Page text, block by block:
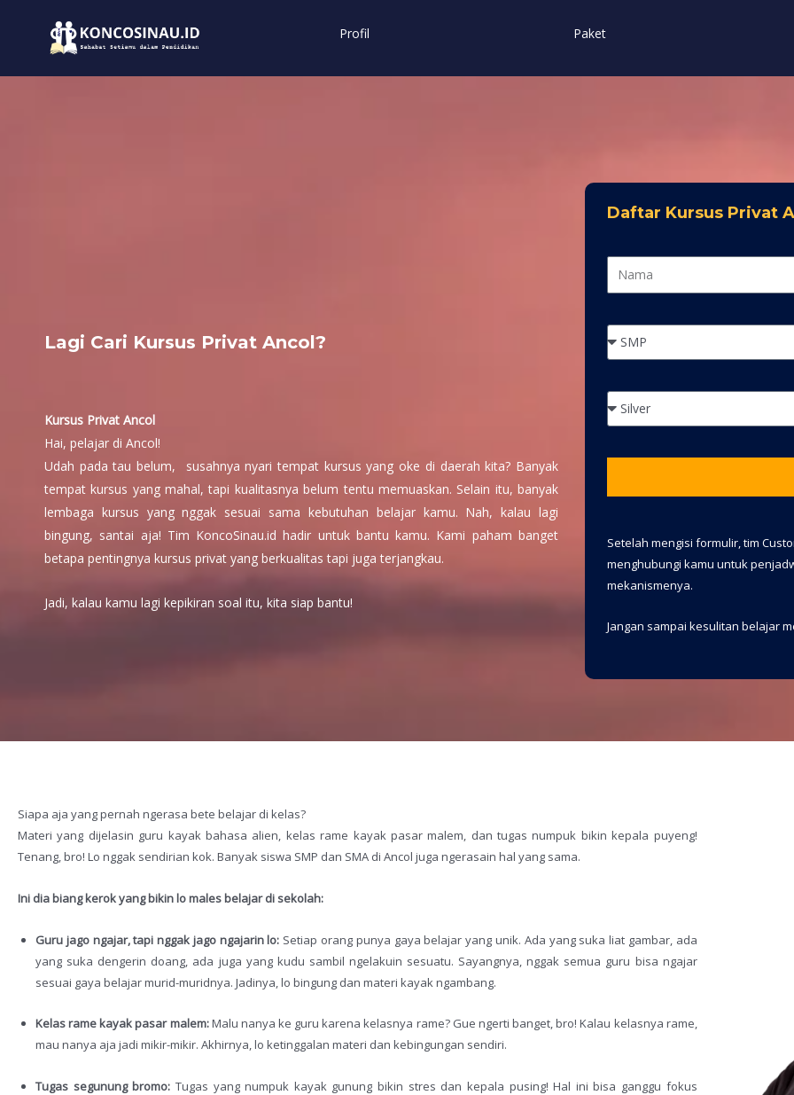
Profil Paket
Lagi Cari Kursus Privat Ancol?
Kursus Privat Ancol
Hai, pelajar di Ancol!
Udah pada tau belum, susahnya nyari tempat kursus yang oke di daerah kita? Banyak
tempat kursus yang mahal, tapi kualitasnya belum tentu memuaskan. Selain itu, banyak
lembaga kursus yang nggak sesuai sama kebutuhan belajar kamu. Nah, kalau lagi
bingung, santai aja! Tim KoncoSinau.id hadir untuk bantu kamu. Kami paham banget
betapa pentingnya kursus privat yang berkualitas tapi juga terjangkau.
Jadi, kalau kamu lagi kepikiran soal itu, kita siap bantu!
Daftar Kursus Privat
Setelah mengisi formulir, tim
menghubungi kamu untuk
mekanismenya.
Jangan sampai kesulitan belajar
Siapa aja yang pernah ngerasa bete belajar di kelas?
Materi yang dijelasin guru kayak bahasa alien, kelas rame kayak pasar malem, dan tugas numpuk bikin kepala puyeng!
Tenang, bro! Lo nggak sendirian kok. Banyak siswa SMP dan SMA di Ancol juga ngerasain hal yang sama.
Ini dia biang kerok yang bikin lo males belajar di sekolah:
Guru jago ngajar, tapi nggak jago ngajarin lo: Setiap orang punya gaya belajar yang unik. Ada yang suka liat gambar, ada
yang suka dengerin doang, ada juga yang kudu sambil ngelakuin sesuatu. Sayangnya, nggak semua guru bisa ngajar
sesuai gaya belajar murid-muridnya. Jadinya, lo bingung dan materi kayak ngambang.
Kelas rame kayak pasar malem:Malu nanya ke guru karena kelasnya rame? Gue ngerti banget, bro! Kalau kelasnya rame,
mau nanya aja jadi mikir-mikir. Akhirnya, lo ketinggalan materi dan kebingungan sendiri.
Tugas segunung bromo: Tugas yang numpuk kayak gunung bikin stres dan kepala pusing! Hal ini bisa ganggu fokus